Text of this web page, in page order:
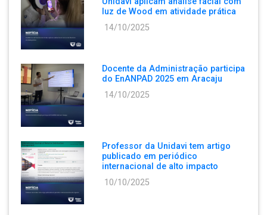
luz de Wood em atividade prática
14/10/2025
Docente da Administração participa
do EnANPAD 2025 em Aracaju
14/10/2025
Professor da Unidavi tem artigo
publicado em periódico
internacional de alto impacto
10/10/2025